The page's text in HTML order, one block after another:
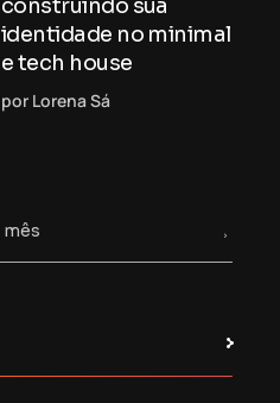
construindo sua
identidade no minimal
e tech house
por Lorena Sá